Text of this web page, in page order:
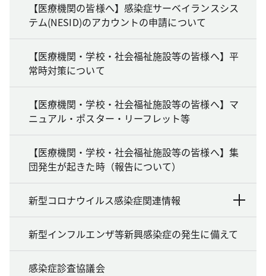
【医療機関の皆様へ】感染症サーベイランスシス
テム(NESID)のアカウントの申請について
【医療機関・学校・社会福祉施設等の皆様へ】平
常時対策について
【医療機関・学校・社会福祉施設等の皆様へ】マ
ニュアル・ポスター・リーフレット等
【医療機関・学校・社会福祉施設等の皆様へ】集
団発生が起きた時（報告について）
新型コロナウイルス感染症関連情報
新型インフルエンザ等新興感染症の発生に備えて
感染症診査協議会